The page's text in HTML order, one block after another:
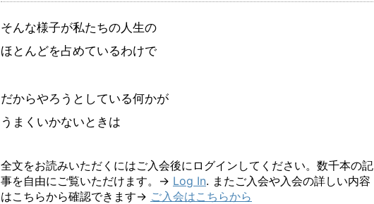
そんな様子が私たちの人生の
ほとんどを占めているわけで
だからやろうとしている何かが
うまくいかないときは
全文をお読みいただくにはご入会後にログインしてください。数千本の記
事を自由にご覧いただけます。→ Log In. またご入会や入会の詳しい内容
はこちらから確認できます→ ご入会はこちらから